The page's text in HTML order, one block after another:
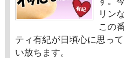
リン
この
ティ有紀が日頃心に思っ
い放ちます。